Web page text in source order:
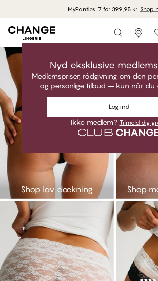
Gratis fragt ved køb over 550 kr.
Nyd eksklusive
Medlemspriser, rådgivning om den
og personlige tilbud – kun når du
Log ind
Ikke medlem? Tilmeld dig
go1
Shop lav dækning Shop
go4